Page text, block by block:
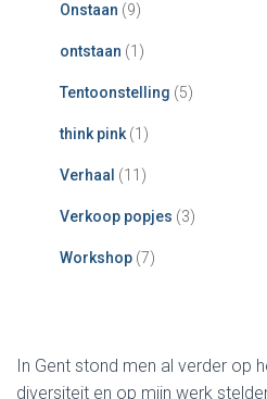
Onstaan (9)
ontstaan (1)
Tentoonstelling (5)
think pink (1)
Verhaal (11)
Verkoop popjes (3)
Workshop (7)
In Gent stond men al verder op
diversiteit en op mijn werk